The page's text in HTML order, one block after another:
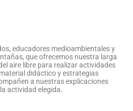
educadores medioambientales y
que ofrecemos nuestra larga
aire libre para realizar actividades
didáctico y estrategias
a nuestras explicaciones
actividad elegida.